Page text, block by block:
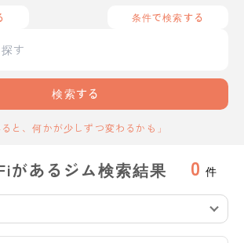
条件で検索する
検索する
と、何かが少しずつ変わるかも」
があるジム検索結果 0 件